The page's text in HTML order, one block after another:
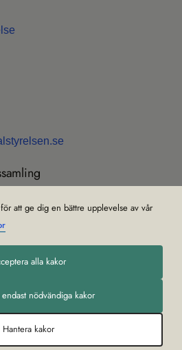
att ge dig en bättre upplevelse av vår
alla kakor
nödvändiga kakor
Hantera kakor
råd (HSLF-FS)